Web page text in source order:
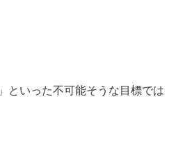
といった不可能そうな目標では